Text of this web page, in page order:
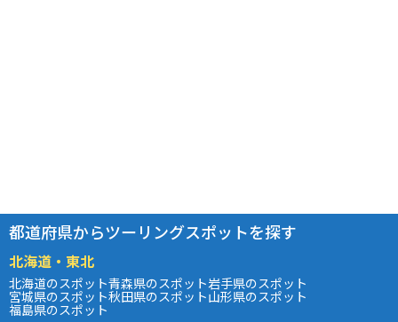
都道府県からツーリングスポットを探す
北海道・東北
北海道のスポット青森県のスポット岩手県のスポット
宮城県のスポット秋田県のスポット山形県のスポット
福島県のスポット